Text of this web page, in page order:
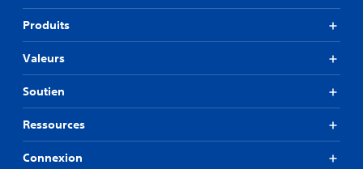
Produits
Valeurs
Soutien
Ressources
Connexion